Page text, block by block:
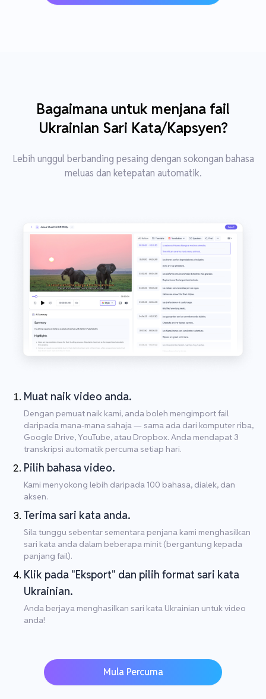
Bagaimana untuk menjana fail
Ukrainian Sari Kata/Kapsyen?
Lebih unggul berbanding pesaing dengan sokongan bahasa
meluas dan ketepatan automatik.
Muat naik video anda.
Dengan pemuat naik kami, anda boleh mengimport fail
daripada mana-mana sahaja — sama ada dari komputer riba,
Google Drive, YouTube, atau Dropbox. Anda mendapat 3
transkripsi automatik percuma setiap hari.
Pilih bahasa video.
Kami menyokong lebih daripada 100 bahasa, dialek, dan
aksen.
Terima sari kata anda.
Sila tunggu sebentar sementara penjana kami menghasilkan
sari kata anda dalam beberapa minit (bergantung kepada
panjang fail).
Klik pada "Eksport" dan pilih format sari kata
Ukrainian.
Anda berjaya menghasilkan sari kata Ukrainian untuk video
anda!
Mula Percuma